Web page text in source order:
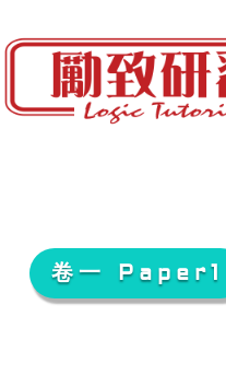
卷一 Paper1